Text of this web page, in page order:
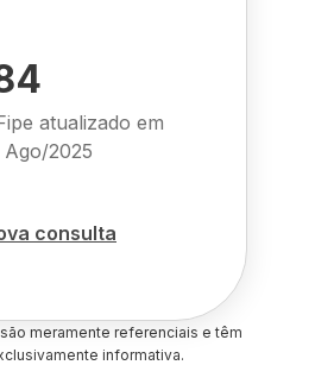
atualizado em
Ago/2025
consulta
meramente referenciais e têm
informativa.